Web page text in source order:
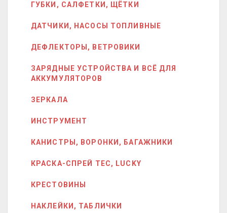
ГУБКИ, САЛФЕТКИ, ЩЁТКИ
ДАТЧИКИ, НАСОСЫ ТОПЛИВНЫЕ
ДЕФЛЕКТОРЫ, ВЕТРОВИКИ
ЗАРЯДНЫЕ УСТРОЙСТВА И ВСЁ ДЛЯ
АККУМУЛЯТОРОВ
ЗЕРКАЛА
ИНСТРУМЕНТ
КАНИСТРЫ, ВОРОНКИ, БАГАЖНИКИ
КРАСКА-СПРЕЙ ТЕС, LUCKY
КРЕСТОВИНЫ
НАКЛЕЙКИ, ТАБЛИЧКИ